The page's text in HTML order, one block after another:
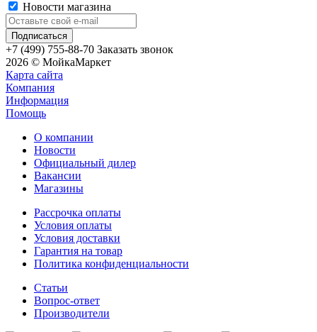
Новости магазина
+7 (499) 755-88-70 Заказать звонок
2026 © МойкаМаркет
Карта сайта
Компания
Информация
Помощь
О компании
Новости
Официальный дилер
Вакансии
Магазины
Рассрочка оплаты
Условия оплаты
Условия доставки
Гарантия на товар
Политика конфиденциальности
Статьи
Вопрос-ответ
Производители